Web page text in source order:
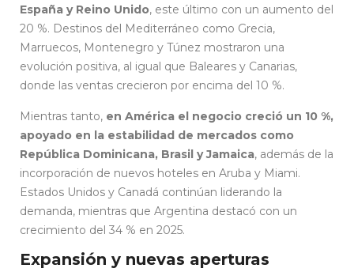
España y Reino Unido, este último con un aumento del
20 %. Destinos del Mediterráneo como Grecia,
Marruecos, Montenegro y Túnez mostraron una
evolución positiva, al igual que Baleares y Canarias,
donde las ventas crecieron por encima del 10 %.
Mientras tanto, en América el negocio creció un 10 %,
apoyado en la estabilidad de mercados como
República Dominicana, Brasil y Jamaica, además de la
incorporación de nuevos hoteles en Aruba y Miami.
Estados Unidos y Canadá continúan liderando la
demanda, mientras que Argentina destacó con un
crecimiento del 34 % en 2025.
Expansión y nuevas aperturas